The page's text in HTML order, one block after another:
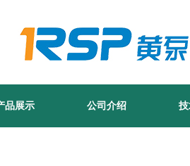
品展示 公司介绍